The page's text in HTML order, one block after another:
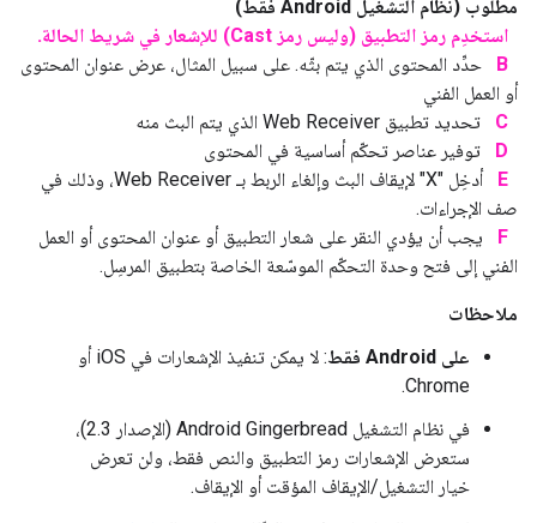
مطلوب (نظام التشغيل Android فقط)
استخدِم رمز التطبيق (وليس رمز Cast) للإشعار في شريط الحالة.
حدِّد المحتوى الذي يتم بثّه. على سبيل المثال، عرض عنوان المحتوى
أو العمل الفني
تحديد تطبيق Web Receiver الذي يتم البث منه
توفير عناصر تحكّم أساسية في المحتوى
أدخِل "X" لإيقاف البث وإلغاء الربط بـ Web Receiver، وذلك في
صف الإجراءات.
يجب أن يؤدي النقر على شعار التطبيق أو عنوان المحتوى أو العمل
الفني إلى فتح وحدة التحكّم الموسّعة الخاصة بتطبيق المرسِل.
ملاحظات
على Android فقط
: لا يمكن تنفيذ الإشعارات في iOS أو
Chrome.
في نظام التشغيل Android Gingerbread (الإصدار 2.3)،
ستعرض الإشعارات رمز التطبيق والنص فقط، ولن تعرض
خيار التشغيل/الإيقاف المؤقت أو الإيقاف.